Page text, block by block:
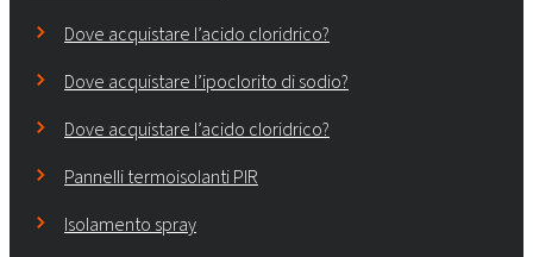
Dove acquistare l’acido cloridrico?
Dove acquistare l’ipoclorito di sodio?
Dove acquistare l’acido cloridrico?
Pannelli termoisolanti PIR
Isolamento spray